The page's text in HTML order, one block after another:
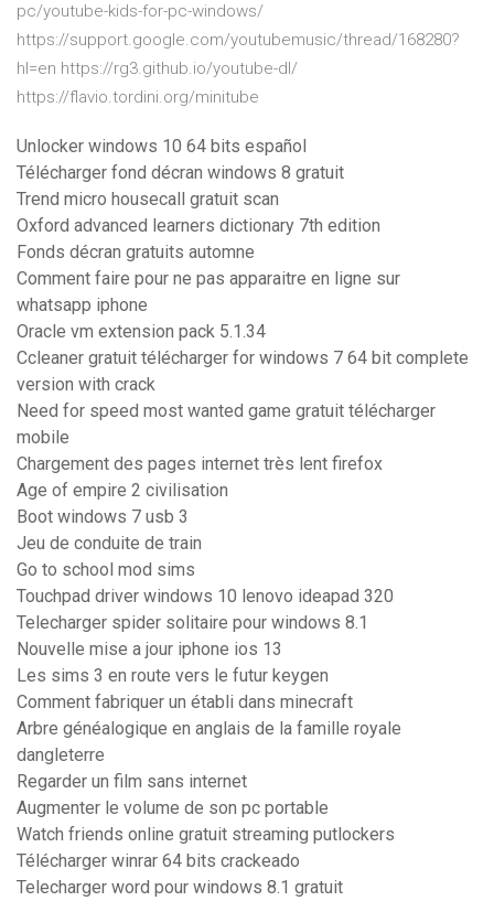
pc/youtube-kids-for-pc-windows/
https://support.google.com/youtubemusic/thread/168280?
hl=en https://rg3.github.io/youtube-dl/
https://flavio.tordini.org/minitube
Unlocker windows 10 64 bits español
Télécharger fond décran windows 8 gratuit
Trend micro housecall gratuit scan
Oxford advanced learners dictionary 7th edition
Fonds décran gratuits automne
Comment faire pour ne pas apparaitre en ligne sur
whatsapp iphone
Oracle vm extension pack 5.1.34
Ccleaner gratuit télécharger for windows 7 64 bit complete
version with crack
Need for speed most wanted game gratuit télécharger
mobile
Chargement des pages internet très lent firefox
Age of empire 2 civilisation
Boot windows 7 usb 3
Jeu de conduite de train
Go to school mod sims
Touchpad driver windows 10 lenovo ideapad 320
Telecharger spider solitaire pour windows 8.1
Nouvelle mise a jour iphone ios 13
Les sims 3 en route vers le futur keygen
Comment fabriquer un établi dans minecraft
Arbre généalogique en anglais de la famille royale
dangleterre
Regarder un film sans internet
Augmenter le volume de son pc portable
Watch friends online gratuit streaming putlockers
Télécharger winrar 64 bits crackeado
Telecharger word pour windows 8.1 gratuit